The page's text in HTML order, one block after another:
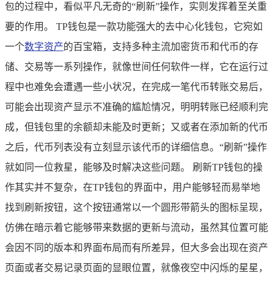
包的过程中，看似平凡无奇的“刷新”操作，实则发挥着至关重
要的作用。 TP钱包是一款功能强大的去中心化钱包，它宛如
一个数字资产的百宝箱，支持多种主流加密货币和代币的存
储、交易等一系列操作，就像世间任何软件一样，它在运行过
程中也难免会遭遇一些小状况，在完成一笔代币转账交易后，
可能会出现资产显示不准确的尴尬情况，明明转账已经顺利完
成，但钱包里的余额却未能及时更新；又或者在添加新的代币
之后，代币列表没有立刻显示该代币的详细信息。“刷新”操作
就如同一位救星，能够及时解决这些问题。 刷新TP钱包的操
作其实并不复杂，在TP钱包的界面中，用户能够轻而易举地
找到刷新按钮，这个按钮通常以一个圆形带箭头的图标呈现，
仿佛在暗示着它能够带来数据的更新与流动，虽然其位置可能
会因不同的版本和界面布局而有所差异，但大多会出现在资产
页面或者交易记录页面的显眼位置，就像夜空中闪烁的星星，